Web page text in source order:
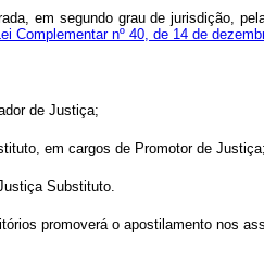
em segundo grau de jurisdição,
Complementar nº 40, de 14 de
de Justiça;
em cargos de Promotor de
Substituto.
promoverá o apostilamento nos